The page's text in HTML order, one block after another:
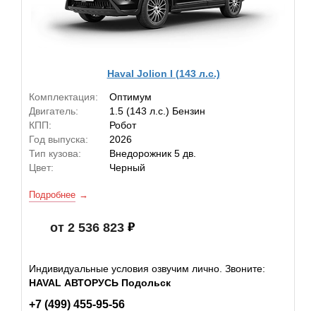
Haval Jolion I (143 л.с.)
Комплектация:
Оптимум
Двигатель:
1.5 (143 л.с.) Бензин
КПП:
Робот
Год выпуска:
2026
Тип кузова:
Внедорожник 5 дв.
Цвет:
Черный
Подробнее
от 2 536 823
Индивидуальные условия озвучим лично. Звоните:
HAVAL АВТОРУСЬ Подольск
+7 (499) 455-95-56